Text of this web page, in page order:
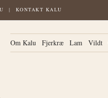
KONTAKT KALU
Om Kalu Fjerkræ Lam Vildt